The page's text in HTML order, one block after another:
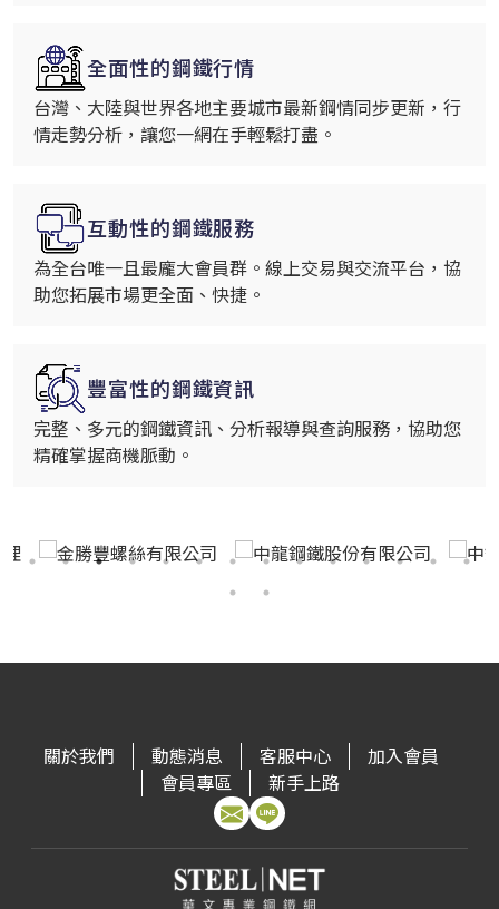
全面性的鋼鐵行情
台灣、大陸與世界各地主要城市最新鋼情同步更新，行
情走勢分析，讓您一網在手輕鬆打盡。
互動性的鋼鐵服務
為全台唯一且最龐大會員群。線上交易與交流平台，協
助您拓展市場更全面、快捷。
豐富性的鋼鐵資訊
完整、多元的鋼鐵資訊、分析報導與查詢服務，協助您
精確掌握商機脈動。
關於我們 動態消息 客服中心
加入會員
會員專區
新手上路